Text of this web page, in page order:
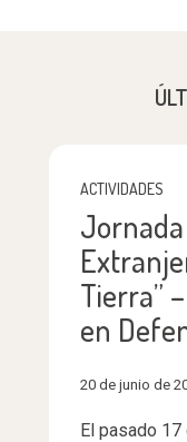
ACTIVIDADES
Jornada
Tierra”
en
20 de junio de
El pasado